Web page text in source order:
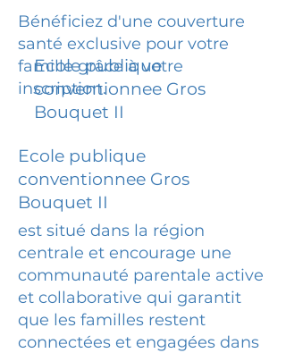
Bénéficiez d'une couverture
santé exclusive pour votre
famille grâce à votre
inscription.
Ecole publique
conventionnee Gros
Bouquet II
Ecole publique
conventionnee Gros
Bouquet II
est situé dans la région
centrale et encourage une
communauté parentale active
et collaborative qui garantit
que les familles restent
connectées et engagées dans